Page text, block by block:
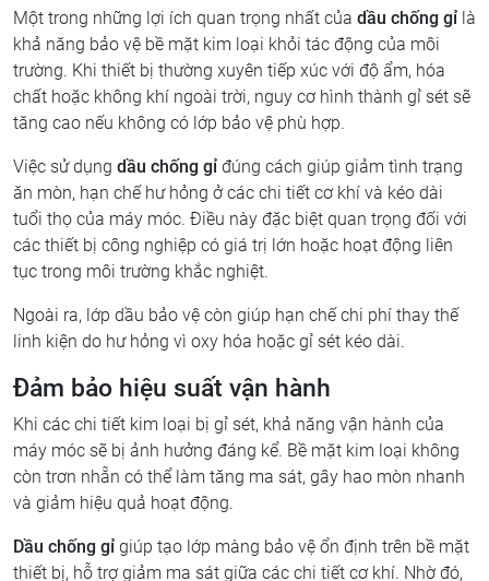
Một trong những lợi ích quan trọng nhất của dầu chống gỉ là
khả năng bảo vệ bề mặt kim loại khỏi tác động của môi
trường. Khi thiết bị thường xuyên tiếp xúc với độ ẩm, hóa
chất hoặc không khí ngoài trời, nguy cơ hình thành gỉ sét sẽ
tăng cao nếu không có lớp bảo vệ phù hợp.
Việc sử dụng dầu chống gỉ đúng cách giúp giảm tình trạng
ăn mòn, hạn chế hư hỏng ở các chi tiết cơ khí và kéo dài
tuổi thọ của máy móc. Điều này đặc biệt quan trọng đối với
các thiết bị công nghiệp có giá trị lớn hoặc hoạt động liên
tục trong môi trường khắc nghiệt.
Ngoài ra, lớp dầu bảo vệ còn giúp hạn chế chi phí thay thế
linh kiện do hư hỏng vì oxy hóa hoặc gỉ sét kéo dài.
Đảm bảo hiệu suất vận hành
Khi các chi tiết kim loại bị gỉ sét, khả năng vận hành của
máy móc sẽ bị ảnh hưởng đáng kể. Bề mặt kim loại không
còn trơn nhẵn có thể làm tăng ma sát, gây hao mòn nhanh
và giảm hiệu quả hoạt động.
Dầu chống gỉ giúp tạo lớp màng bảo vệ ổn định trên bề mặt
thiết bị, hỗ trợ giảm ma sát giữa các chi tiết cơ khí. Nhờ đó,